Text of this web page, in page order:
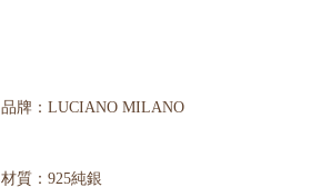
品牌：LUCIANO MILANO
材質：925純銀